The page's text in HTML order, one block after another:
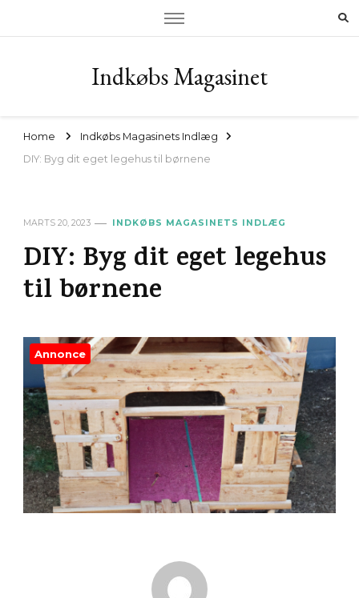
Indkøbs Magasinet
Home
Indkøbs Magasinets Indlæg
DIY: Byg dit eget legehus til børnene
MARTS 20, 2023 INDKØBS MAGASINETS INDLÆG
DIY: Byg dit eget legehus
til børnene
Annonce